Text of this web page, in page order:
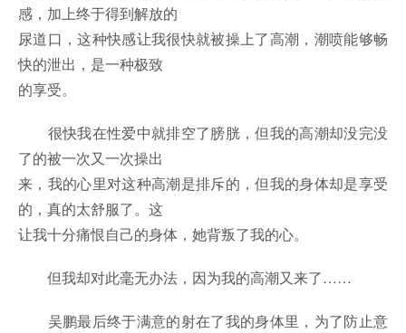
感，加上终于得到解放的
尿道口，这种快感让我很快就被操上了高潮，潮喷能够畅
快的泄出，是一种极致
的享受。
很快我在性爱中就排空了膀胱，但我的高潮却没完没
了的被一次又一次操出
来，我的心里对这种高潮是排斥的，但我的身体却是享受
的，真的太舒服了。这
让我十分痛恨自己的身体，她背叛了我的心。
但我却对此毫无办法，因为我的高潮又来了……
吴鹏最后终于满意的射在了我的身体里，为了防止意